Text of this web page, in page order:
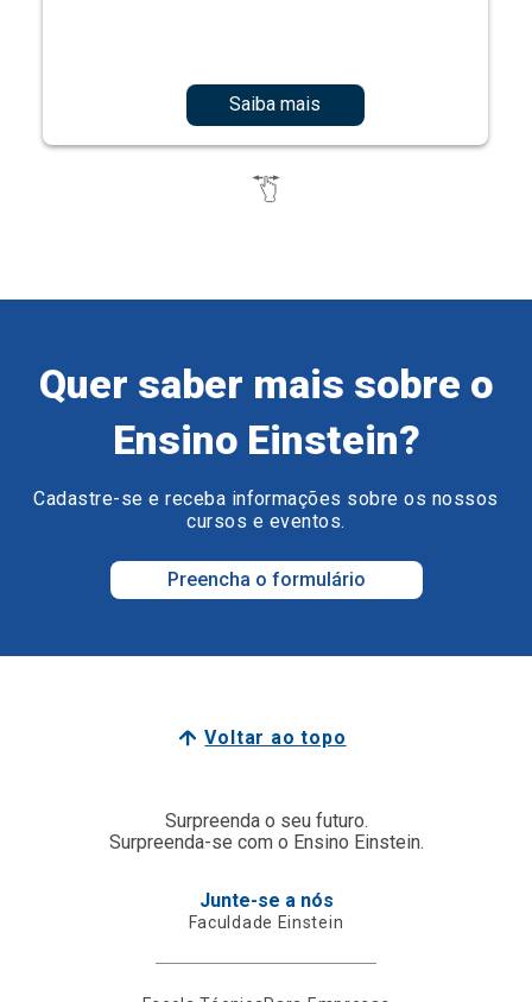
Saiba mais
Quer saber mais sobre o
Ensino Einstein?
Cadastre-se e receba informações sobre os nossos
cursos e eventos.
Preencha o formulário
Voltar ao topo
Surpreenda o seu futuro.
Surpreenda-se com o Ensino Einstein.
Junte-se a nós
Faculdade Einstein